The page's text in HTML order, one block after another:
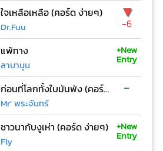
ใจเหลือเหลือ (คอร์ด ง่ายๆ)
Dr.Fuu
▼
-6
แพ้ทาง
ลาบานูน
+New
Entry
ก่อนที่โลกทั้งใบมันพัง (คอร์ด ง่ายๆ)
Mr’ พระจันทร์
-
ชาวนากับงูเห่า (คอร์ด ง่ายๆ)
Fly
+New
Entry